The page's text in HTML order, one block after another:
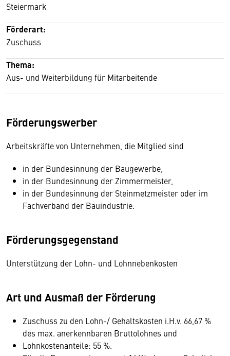
Steiermark
Förderart:
Zuschuss
Thema:
Aus- und Weiterbildung für Mitarbeitende
Förderungswerber
Arbeitskräfte von Unternehmen, die Mitglied sind
in der Bundesinnung der Baugewerbe,
in der Bundesinnung der Zimmermeister,
in der Bundesinnung der Steinmetzmeister oder im
Fachverband der Bauindustrie.
Förderungsgegenstand
Unterstützung der Lohn- und Lohnnebenkosten
Art und Ausmaß der Förderung
Zuschuss zu den Lohn-/ Gehaltskosten i.H.v. 66,67 %
des max. anerkennbaren Bruttolohnes und
Lohnkostenanteile: 55 %.